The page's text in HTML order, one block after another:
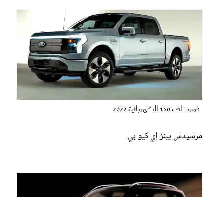
فورد اف 150 الكهربائية 2022
مرسيدس بينز إي كيو بي